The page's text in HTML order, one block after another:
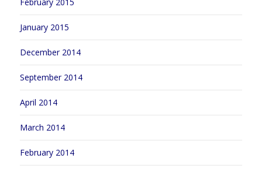
January 2015
December 2014
September 2014
April 2014
March 2014
February 2014